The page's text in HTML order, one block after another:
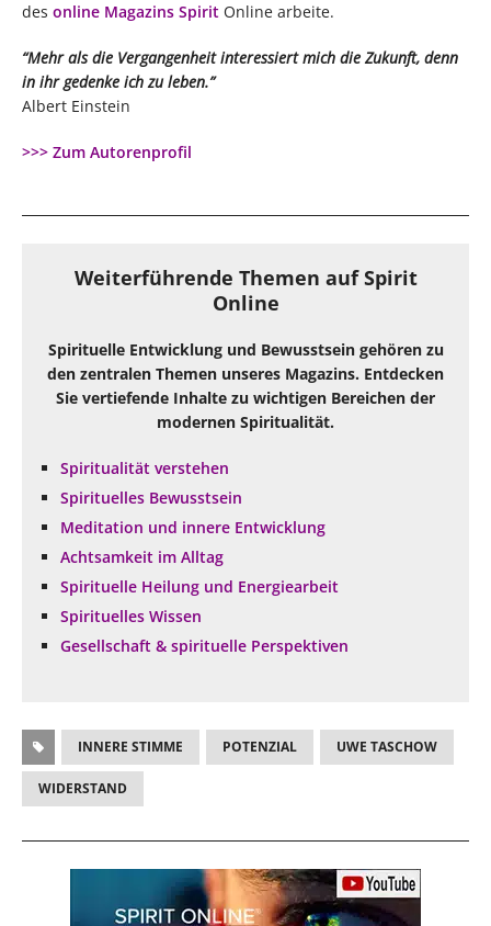
des online Magazins Spirit Online arbeite.
“Mehr als die Vergangenheit interessiert mich die Zukunft, denn
in ihr gedenke ich zu leben.”
Albert Einstein
>>> Zum Autorenprofil
Weiterführende Themen auf Spirit
Online
Spirituelle Entwicklung und Bewusstsein gehören zu
den zentralen Themen unseres Magazins. Entdecken
Sie vertiefende Inhalte zu wichtigen Bereichen der
modernen Spiritualität.
Spiritualität verstehen
Spirituelles Bewusstsein
Meditation und innere Entwicklung
Achtsamkeit im Alltag
Spirituelle Heilung und Energiearbeit
Spirituelles Wissen
Gesellschaft & spirituelle Perspektiven
INNERE STIMME POTENZIAL UWE TASCHOW
WIDERSTAND